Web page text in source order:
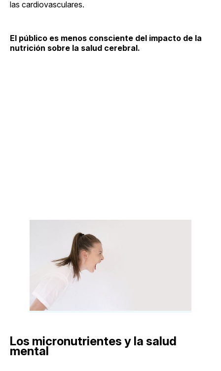
las cardiovasculares.
El público es menos consciente del impacto de la
nutrición sobre la salud cerebral.
Los micronutrientes y la salud
mental